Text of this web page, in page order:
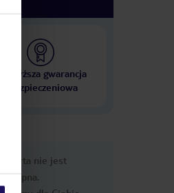
Najwyższa gwarancja
ubezpieczeniowa
oferta nie jest